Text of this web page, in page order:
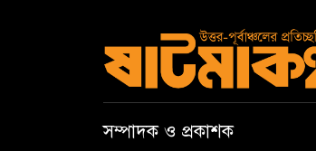
সম্পাদক ও প্রকাশক